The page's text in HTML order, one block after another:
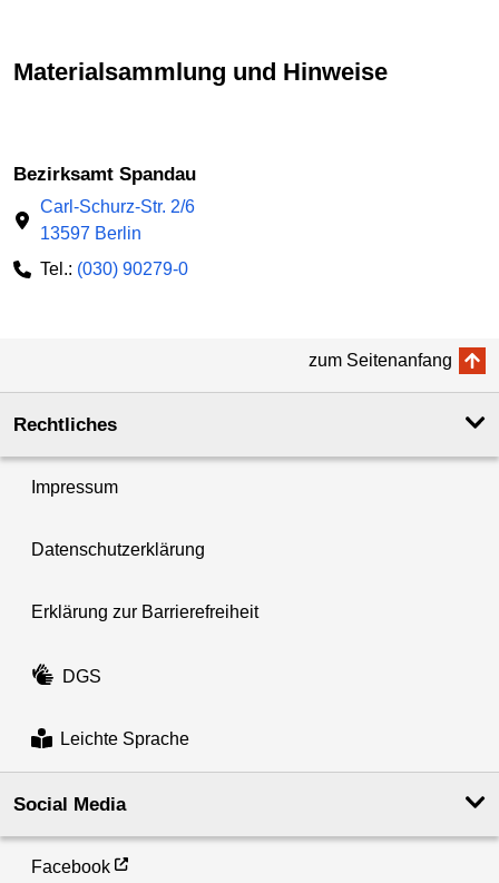
Materialsammlung und Hinweise
Bezirksamt Spandau
Carl-Schurz-Str. 2/6
13597 Berlin
Tel.: (030) 90279-0
zum Seitenanfang
Rechtliches
Impressum
Datenschutzerklärung
Erklärung zur Barrierefreiheit
DGS
Leichte Sprache
Social Media
Facebook